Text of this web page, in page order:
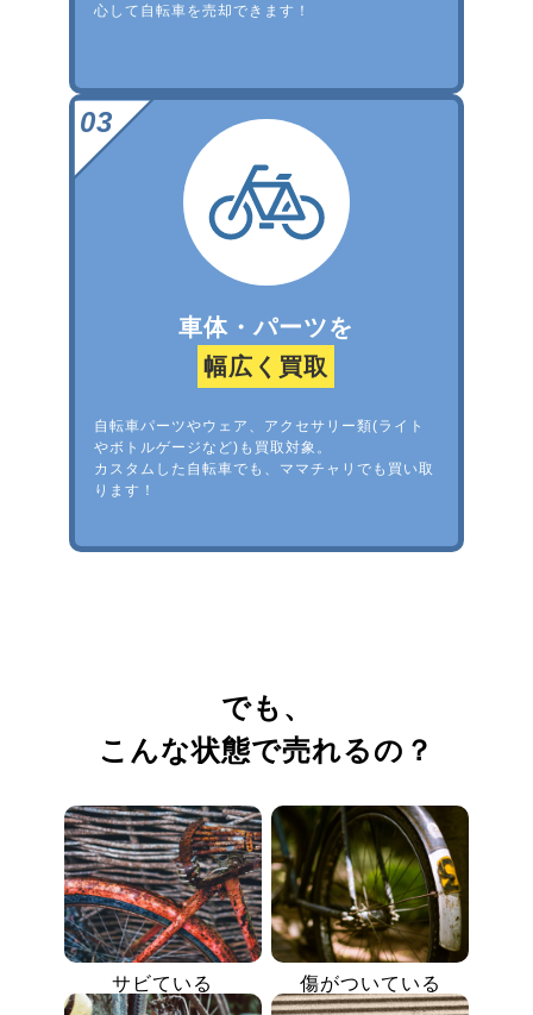
心して自転車を売却できます！
車体・パーツを
幅広く買取
自転車パーツやウェア、アクセサリー類(ライト
やボトルゲージなど)も買取対象。
カスタムした自転車でも、ママチャリでも買い取
ります！
でも、
こんな状態で売れるの？
サビている 傷がついている